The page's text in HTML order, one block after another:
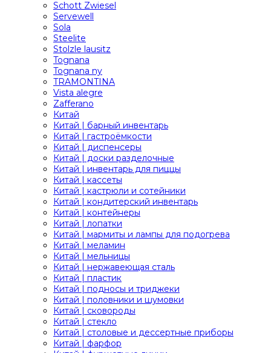
Schott Zwiesel
Servewell
Sola
Steelite
Stolzle lausitz
Tognana
Tognana ny
TRAMONTINA
Vista alegre
Zafferano
Китай
Китай | барный инвентарь
Китай | гастроёмкости
Китай | диспенсеры
Китай | доски разделочные
Китай | инвентарь для пиццы
Китай | кассеты
Китай | кастрюли и сотейники
Китай | кондитерский инвентарь
Китай | контейнеры
Китай | лопатки
Китай | мармиты и лампы для подогрева
Китай | меламин
Китай | мельницы
Китай | нержавеющая сталь
Китай | пластик
Китай | подносы и триджеки
Китай | половники и шумовки
Китай | сковороды
Китай | стекло
Китай | столовые и дессертные приборы
Китай | фарфор